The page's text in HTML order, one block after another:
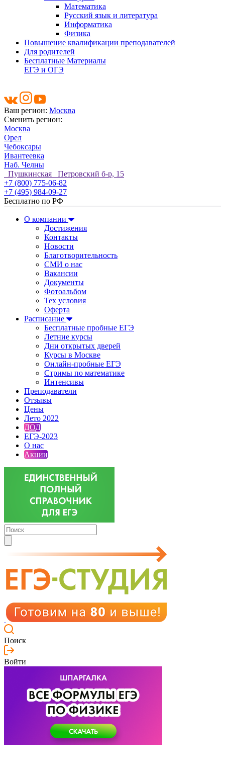
Математика
Русский язык и литература
Информатика
Физика
Повышение квалификации преподавателей
Для родителей
Бесплатные Материалы
ЕГЭ и ОГЭ
Ваш регион: Москва
Сменить регион:
Москва
Орел
Чебоксары
Ивантеевка
Наб. Челны
Пушкинская Петровский б-р, 15
+7 (800) 775-06-82
+7 (495) 984-09-27
Бесплатно по РФ
О компании
Достижения
Контакты
Новости
Благотворительность
СМИ о нас
Вакансии
Документы
Фотоальбом
Тех условия
Оферта
Расписание
Бесплатные пробные ЕГЭ
Летние курсы
Дни открытых дверей
Курсы в Москве
Онлайн-пробные ЕГЭ
Стримы по математике
Интенсивы
Преподаватели
Отзывы
Цены
Лето 2022
ДОД
ЕГЭ-2023
О нас
Акции
Поиск
Войти